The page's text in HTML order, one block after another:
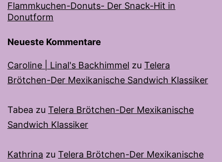
Flammkuchen-Donuts- Der Snack-Hit in
Donutform
Neueste Kommentare
Caroline | Linal's Backhimmel zu Telera
Brötchen-Der Mexikanische Sandwich Klassiker
Tabea zu Telera Brötchen-Der Mexikanische
Sandwich Klassiker
Kathrina zu Telera Brötchen-Der Mexikanische